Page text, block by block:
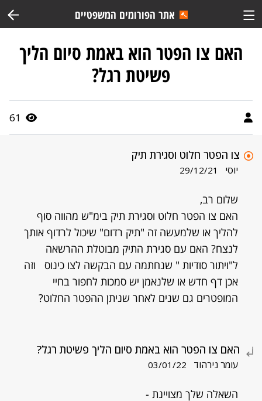
אתר הפורומים המשפטיים
האם צו הפטר הוא באמת סיום הליך
פשיטת רגל?
61
צו הפטר חלוט וסגירת תיק
יוסי 29/12/21
שלום רב,
האם צו הפטר חלוט וסגירת תיק בימ"ש מהווה סוף
להליך או שלמעשה זה "תיק רדום" שיכול לרדוף אותך
לנצח? האם עם סגירת התיק מבוטלת ההרשאה
ל"ויתור סודיות " שנחתמה עם הבקשה לצו כינוס וזה
אכן דף חדש או שלנאמן יש סמכות לחפור בחיי
המופטרים גם שנים לאחר שניתן ההפטר החלוט?
האם צו הפטר הוא באמת סיום הליך פשיטת רגל?
עומר נירהוד 03/01/22
השאלה שלך מצויינת -